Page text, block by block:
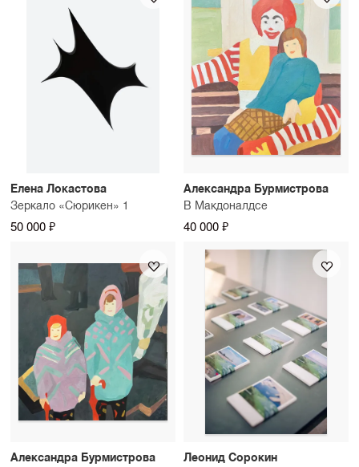
По возрастанию цены
По убыванию цены
Сначала показать новинки
Елена Локастова
Зеркало «Сюрикен» 1
50 000 ₽
Александра Бурмистрова
В Макдоналдсе
40 000 ₽
Александра Бурмистрова
Леонид Сорокин